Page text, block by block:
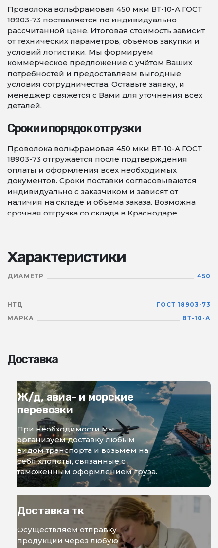
Проволока вольфрамовая 450 мкм ВТ-10-А ГОСТ
18903-73 поставляется по индивидуально
рассчитанной цене. Итоговая стоимость зависит
от технических параметров, объёмов закупки и
условий логистики. Мы формируем
коммерческое предложение с учётом Ваших
потребностей и предоставляем выгодные
условия сотрудничества. Оставьте заявку, и
менеджер свяжется с Вами для уточнения всех
деталей.
Сроки и порядок отгрузки
Проволока вольфрамовая 450 мкм ВТ-10-А ГОСТ
18903-73 отгружается после подтверждения
оплаты и оформления всех необходимых
документов. Сроки поставки согласовываются
индивидуально с заказчиком и зависят от
наличия на складе и объёма заказа. Возможна
срочная отгрузка со склада в Краснодаре.
Характеристики
ДИАМЕТР 450
НТД
ГОСТ 18903-73
МАРКА
ВТ-10-А
Доставка
Ж/д, авиа- и морские
перевозки
При необходимости мы
организуем доставку любым
видом транспорта и возьмем на
себя хлопоты, связанные с
таможенным оформлением груза.
Доставка тк
Осуществляем отправку
продукции через любую